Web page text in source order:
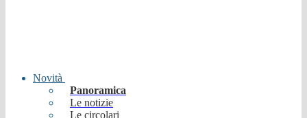
Novità
Panoramica
Le notizie
Le circolari